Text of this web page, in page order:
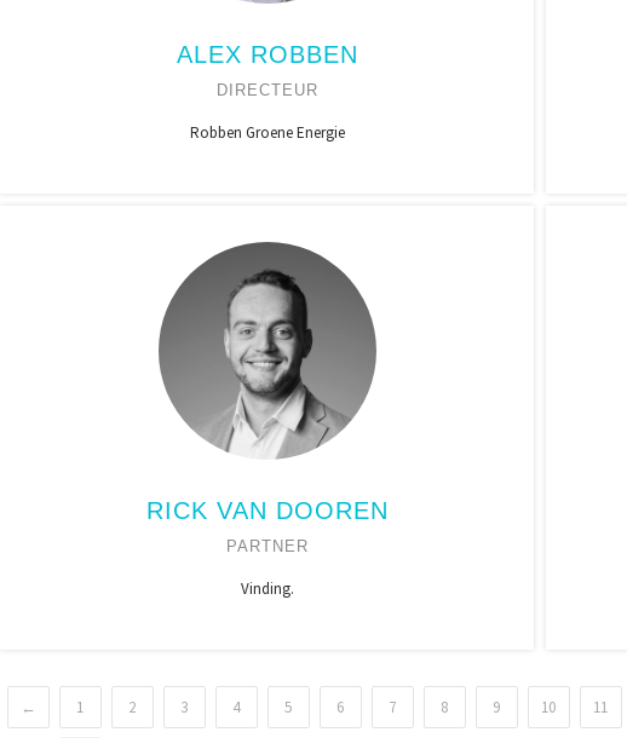
ALEX ROBBEN
DIRECTEUR
Robben Groene Energie
RICK VAN DOOREN
PARTNER
Vinding.
← 1 2 3 4 5 6 7 8 9 10 11